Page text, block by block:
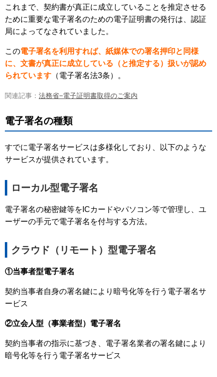
これまで、契約書が真正に成立していることを推定させる
ために重要な電子署名のための電子証明書の発行は、認証
局によってなされていました。
この電子署名を利用すれば、紙媒体での署名押印と同様
に、文書が真正に成立している（と推定する）扱いが認め
られています （電子署名法3条）。
関連記事： 法務省−電子証明書取得のご案内
電子署名の種類
すでに電子署名サービスは多様化しており、以下のような
サービスが提供されています。
ローカル型電子署名
電子署名の秘密鍵等をICカードやパソコン等で管理し、ユ
ーザーの手元で電子署名を付与する方法。
クラウド（リモート）型電子署名
①当事者型電子署名
契約当事者自身の署名鍵により暗号化等を行う電子署名サ
ービス
②立会人型（事業者型）電子署名
契約当事者の指示に基づき、電子署名業者の署名鍵により
暗号化等を行う電子署名サービス